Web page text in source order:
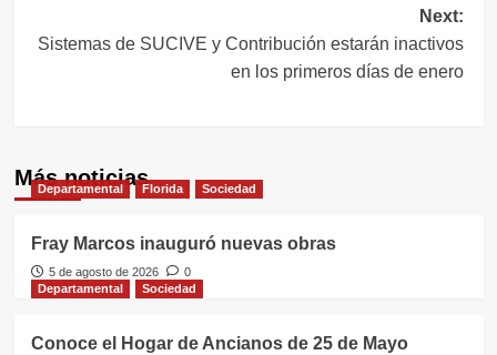
Next:
Sistemas de SUCIVE y Contribución estarán inactivos
en los primeros días de enero
Más noticias
Departamental Florida Sociedad
Fray Marcos inauguró nuevas obras
5 de agosto de 2026
0
Departamental
Sociedad
Conoce el Hogar de Ancianos de 25 de Mayo